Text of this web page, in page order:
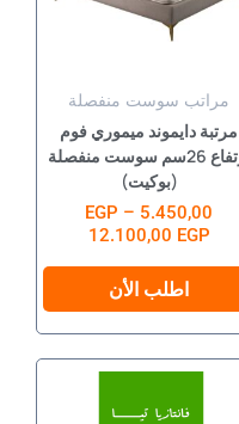
مراتب سوست منفصلة
مرتبة دايموند ميموري فوم
ارتفاع 26سم سوست منفصلة
(بوكيت)
5.450,00
EGP –
12.100,00 EGP
اطلب الأن
لهذا
الخيارات
على
صفحة
المنتج
هناك
العديد